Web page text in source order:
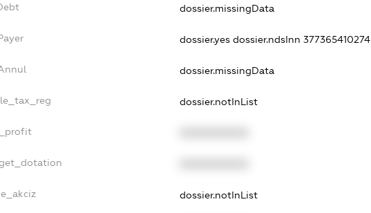
dossier.missingData
dossier.yes dossier.ndsInn 377365410274
dossier.missingData
dossier.notInList
dossier.notInList